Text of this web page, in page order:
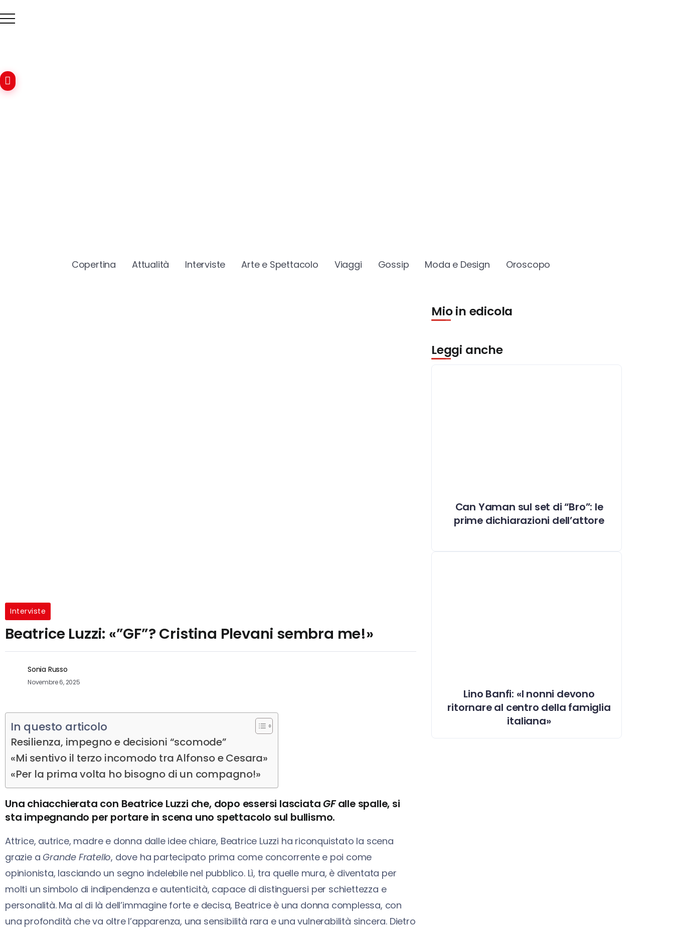
Copertina Attualità Interviste Arte e Spettacolo Viaggi Gossip Moda e Design Oroscopo
Interviste
Beatrice Luzzi: «”GF”? Cristina Plevani sembra me!»
Sonia Russo
Novembre 6, 2025
In questo articolo
Resilienza, impegno e decisioni “scomode”
«Mi sentivo il terzo incomodo tra Alfonso e Cesara»
«Per la prima volta ho bisogno di un compagno!»
Una chiacchierata con Beatrice Luzzi che, dopo essersi lasciataGFalle spalle, si
sta impegnando per portare in scena uno spettacolo sul bullismo.
Attrice, autrice, madre e donna dalle idee chiare, Beatrice Luzzi ha riconquistato la scena
grazie a Grande Fratello, dove ha partecipato prima come concorrente e poi come
opinionista, lasciando un segno indelebile nel pubblico. Lì, tra quelle mura, è diventata per
molti un simbolo di indipendenza e autenticità, capace di distinguersi per schiettezza e
personalità. Ma al di là dell’immagine forte e decisa, Beatrice è una donna complessa, con
una profondità che va oltre l’apparenza, una sensibilità rara e una vulnerabilità sincera. Dietro
Mio in edicola
Leggi anche
Can Yaman sul set di “Bro”: le
prime dichiarazioni dell’attore
Lino Banfi: «I nonni devono
ritornare al centro della famiglia
italiana»